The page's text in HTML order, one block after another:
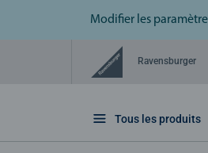
Modifier les
Ravensburger
Tous les produits